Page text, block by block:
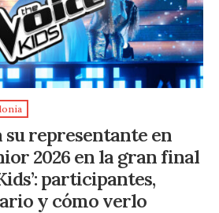
su representante en
2026 en la gran final
participantes,
y cómo verlo